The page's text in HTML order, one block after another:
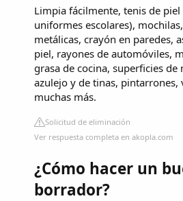
Limpia fácilmente, tenis de
uniformes escolares),
metálicas, crayón en paredes,
piel, rayones de automóviles,
grasa de cocina, superficies
azulejo y de tinas,
muchas más.
Solicitud de eliminación
Ver respuesta completa en akopla.com
¿Cómo hacer un
borrador?